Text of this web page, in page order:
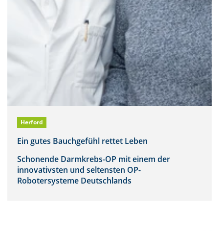
Herford
Ein gutes Bauchgefühl rettet Leben
Schonende Darmkrebs-OP mit einem der
innovativsten und seltensten OP-
Robotersysteme Deutschlands